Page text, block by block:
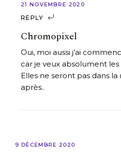
21 NOVEMBRE 2020
REPLY
Chromopixel
Oui, moi aussi j’ai
car je veux absolument les
Elles ne seront pas dans
après..
9 DÉCEMBRE 2020